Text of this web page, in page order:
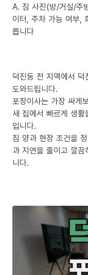
A. 짐 사진(방/거실/주
이터, 주차 가능 여부,
릅니다
덕진동 전 지역에서
도와드립니다.
포장이사는 가장 싸게
새 집에서 빠르게 생
입니다.
짐 양과 현장 조건을
과 지연을 줄이고 깔
니다.